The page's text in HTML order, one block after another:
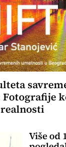
Fotografije
Više od